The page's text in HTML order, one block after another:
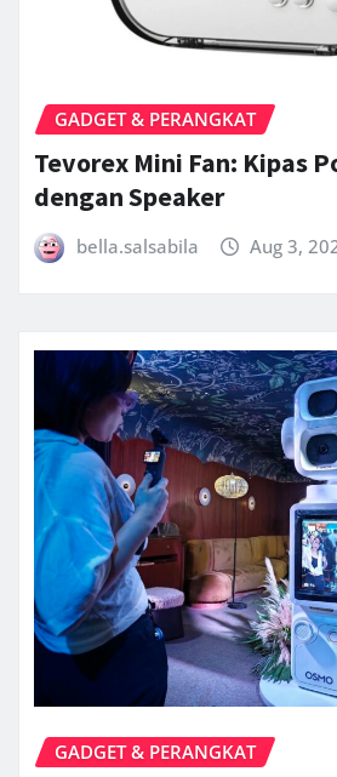
GADGET & PERANGKAT
Tevorex Mini Fan: Kipas
dengan Speaker
bella.salsabila Aug 3,
GADGET & PERANGKAT